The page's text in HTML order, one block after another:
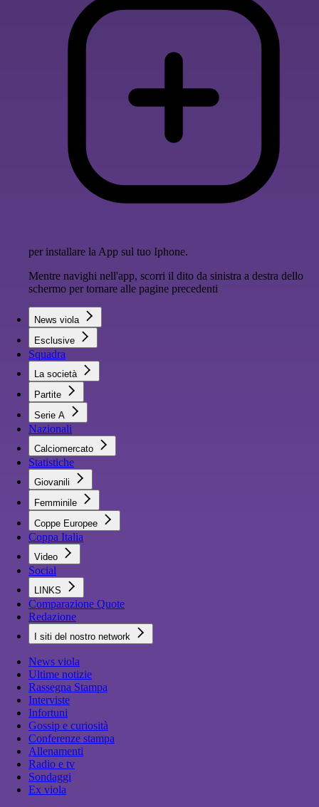
per installare la App sul tuo Iphone.
Mentre navighi nell'app, scorri il dito da sinistra a destra dello
schermo per tornare alle pagine precedenti
News viola
Esclusive
Squadra
La società
Partite
Serie A
Nazionali
Calciomercato
Statistiche
Giovanili
Femminile
Coppe Europee
Coppa Italia
Video
Social
LINKS
Comparazione Quote
Redazione
I siti del nostro network
News viola
Ultime notizie
Rassegna Stampa
Interviste
Infortuni
Gossip e curiosità
Conferenze stampa
Allenamenti
Radio e tv
Sondaggi
Ex viola